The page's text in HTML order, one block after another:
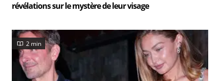
révélations sur le mystère de leur visage
2 min